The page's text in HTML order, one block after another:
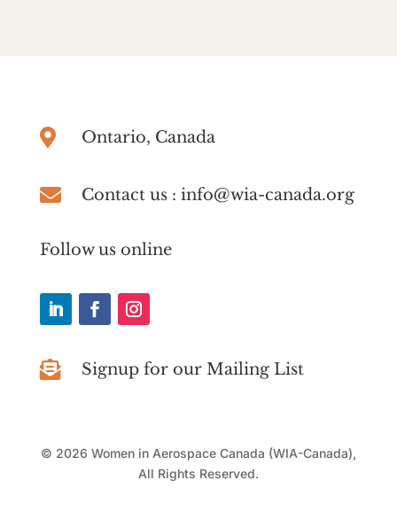
 Ontario, Canada
 Contact us : info@wia-canada.org
Follow us online
 Signup for our Mailing List
© 2026 Women in Aerospace Canada (WIA-Canada),
All Rights Reserved.